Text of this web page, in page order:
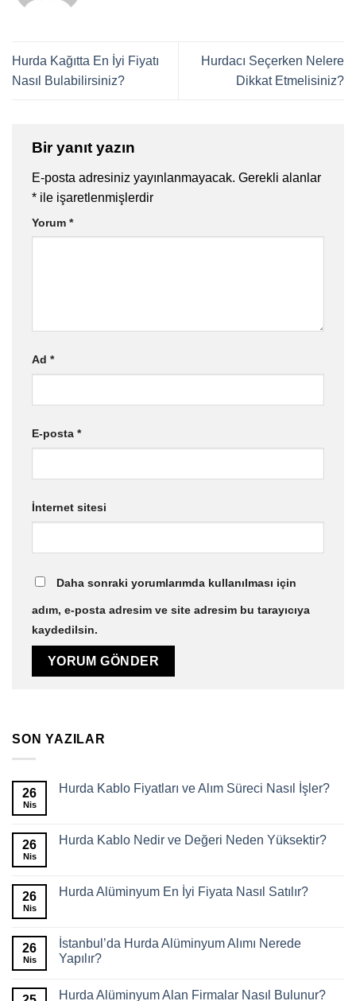
Hurda Kağıtta En İyi Fiyatı
Nasıl Bulabilirsiniz?
Hurdacı Seçerken Nelere
Dikkat Etmelisiniz?
Bir yanıt yazın
E-posta adresiniz yayınlanmayacak. Gerekli alanlar
* ile işaretlenmişlerdir
Yorum *
Ad *
E-posta *
İnternet sitesi
Daha sonraki yorumlarımda kullanılması için
adım, e-posta adresim ve site adresim bu tarayıcıya
kaydedilsin.
SON YAZILAR
26
Nis
Hurda Kablo Fiyatları ve Alım Süreci Nasıl İşler?
26
Nis
Hurda Kablo Nedir ve Değeri Neden Yüksektir?
26
Nis
Hurda Alüminyum En İyi Fiyata Nasıl Satılır?
26
Nis
İstanbul’da Hurda Alüminyum Alımı Nerede
Yapılır?
Hurda Alüminyum Alan Firmalar Nasıl Bulunur?